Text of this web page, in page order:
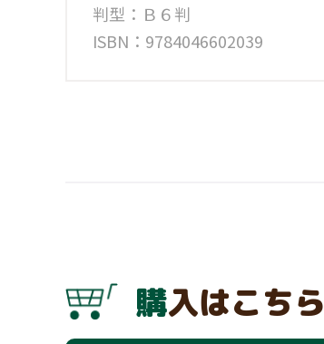
判型：Ｂ６判
ISBN：9784046602039
購入はこちら